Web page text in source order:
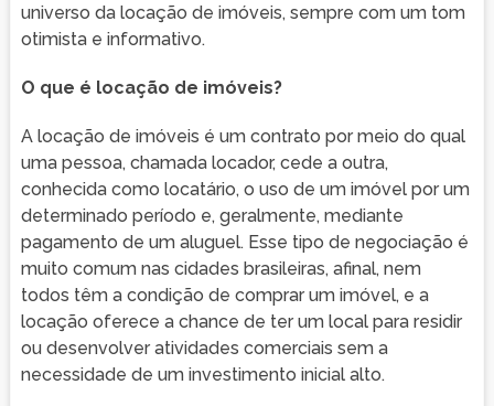
universo da locação de imóveis, sempre com um tom
otimista e informativo.
O que é locação de imóveis?
A locação de imóveis é um contrato por meio do qual
uma pessoa, chamada locador, cede a outra,
conhecida como locatário, o uso de um imóvel por um
determinado período e, geralmente, mediante
pagamento de um aluguel. Esse tipo de negociação é
muito comum nas cidades brasileiras, afinal, nem
todos têm a condição de comprar um imóvel, e a
locação oferece a chance de ter um local para residir
ou desenvolver atividades comerciais sem a
necessidade de um investimento inicial alto.